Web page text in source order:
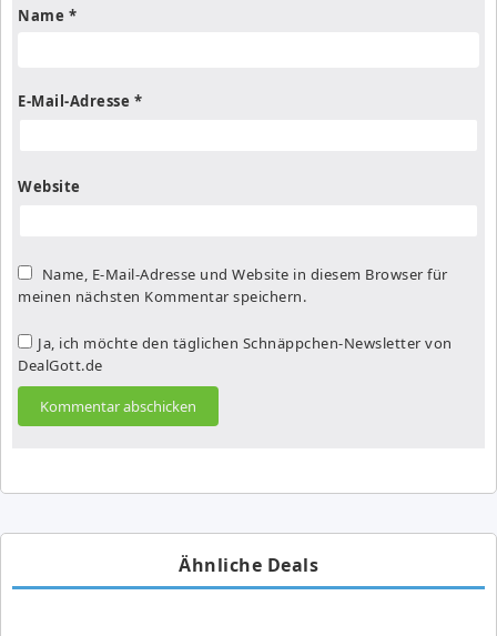
Name *
E-Mail-Adresse *
Website
Name, E-Mail-Adresse und Website in diesem Browser für
meinen nächsten Kommentar speichern.
Ja, ich möchte den täglichen Schnäppchen-Newsletter von
DealGott.de
Ähnliche Deals